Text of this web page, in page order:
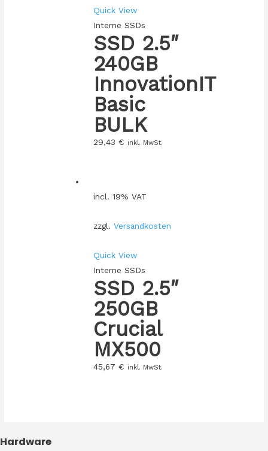
Quick View
Interne SSDs
SSD 2.5″
240GB
InnovationIT
Basic
BULK
29,43 € inkl. MwSt.
incl. 19% VAT
zzgl. Versandkosten
Quick View
Interne SSDs
SSD 2.5″
250GB
Crucial
MX500
45,67 € inkl. MwSt.
Hardware